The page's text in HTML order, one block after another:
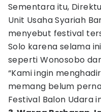
Sementara itu,
Unit Usaha Syariah
menyebut festival
Solo karena selama
seperti Wonosobo
“Kami ingin
memang belum
Festival Balon Udara